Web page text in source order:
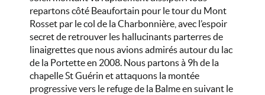
repartons côté Beaufortain pour le tour du Mont
Rosset par le col de la Charbonnière, avec l’espoir
secret de retrouver les hallucinants parterres de
linaigrettes que nous avions admirés autour du lac
de la Portette en 2008. Nous partons à 9h de la
chapelle St Guérin et attaquons la montée
progressive vers le refuge de la Balme en suivant le